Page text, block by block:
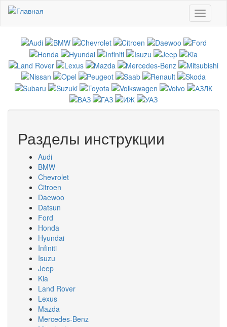
Перейти к основному содержанию
Toggle
Разделы инструкции
Audi
BMW
Chevrolet
Citroen
Daewoo
Datsun
Ford
Honda
Hyundai
Infiniti
Isuzu
Jeep
Kia
Land Rover
Lexus
Mazda
Mercedes-Benz